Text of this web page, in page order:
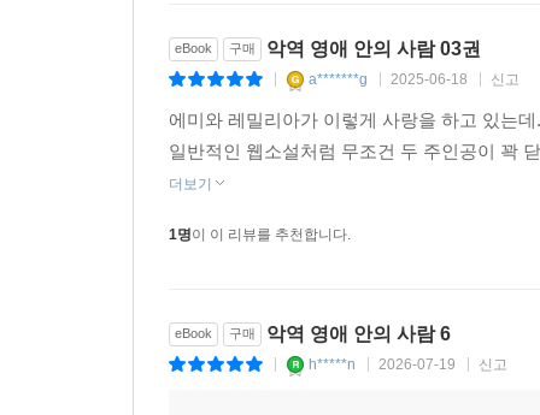
eBook 구매 악역 영애 안의 사람 03권
a*******g 2025-06-18 신고
에미와 레밀리아가 이렇게 사랑을 하고 있는
일반적인 웹소설처럼 무조건 두 주인공이 꽉
더보기
1명이 이 리뷰를 추천합니다.
eBook 구매 악역 영애 안의 사람 6
h*****n 2026-07-19 신고